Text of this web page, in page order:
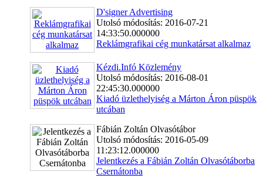
D'signer Advertising
Utolsó módosítás: 2016-07-21
14:33:50.000000
Reklámgrafikai cég munkatársat alkalmaz
Kézdi.Infó Közlemény
Utolsó módosítás: 2016-08-01
22:45:30.000000
Kiadó üzlethelyiség a Márton Áron püspök
utcában
Fábián Zoltán Olvasótábor
Utolsó módosítás: 2016-05-09
11:23:12.000000
Jelentkezés a Fábián Zoltán Olvasótáborba
Csernátonba